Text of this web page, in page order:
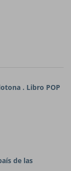
. Libro POP
de las